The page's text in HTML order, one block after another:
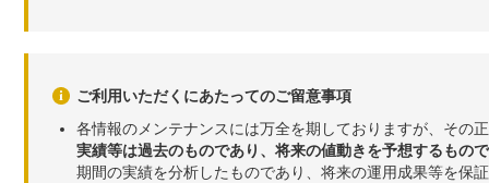
ご利用いただくにあたってのご留意事項
各情報のメンテナンスには万全を期しておりますが、その
実績等は過去のものであり、将来の値動きを予想するもの
期間の実績を分析したものであり、将来の運用成果等を保